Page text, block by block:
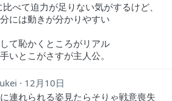
べて迫力が足りない気がするけど、
には動きが分かりやすい
て恥かくところがリアル
いとこがさすが主人公。
12月10日
連れられる姿見たらそりゃ戦意喪失